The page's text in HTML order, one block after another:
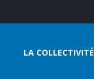
LA COLLECTIVITÉ